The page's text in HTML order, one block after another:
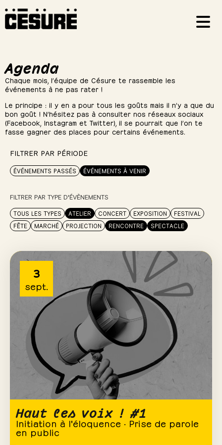
Agenda
Chaque mois, l’équipe de Césure te rassemble les
événements à ne pas rater !
Le principe : il y en a pour tous les goûts mais il n’y a que du
bon goût ! N’hésitez pas à consulter nos réseaux sociaux
(Facebook, Instagram et Twitter), il se pourrait que l’on te
fasse gagner des places pour certains événements.
FILTRER PAR PÉRIODE
ÉVÉNEMENTS PASSÉS ÉVÉNEMENTS À VENIR
FILTRER PAR TYPE D'ÉVÈNEMENTS
TOUS LES TYPES ATELIER CONCERT EXPOSITION
FESTIVAL
FÊTE
MARCHÉ PROJECTION RENCONTRE SPECTACLE
3
sept.
Haut les voix ! #1
Initiation à l'éloquence · Prise de parole
en public